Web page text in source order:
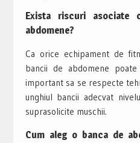
Exista riscuri asociate
abdomene?
Ca orice echipament de
bancii de abdomene
important sa se respecte
unghiul bancii adecvat
suprasolicite muschii.
Cum aleg o banca de